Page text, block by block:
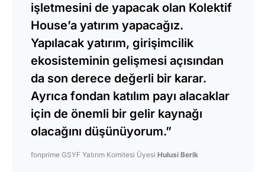
işletmesini de yapacak olan Kolektif
House’a yatırım yapacağız.
Yapılacak yatırım, girişimcilik
ekosisteminin gelişmesi açısından
da son derece değerli bir karar.
Ayrıca fondan katılım payı alacaklar
için de önemli bir gelir kaynağı
olacağını düşünüyorum.”
fonprime GSYF Yatırım Komitesi Üyesi Hulusi Berik